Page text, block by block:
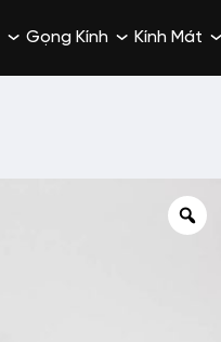
Gọng Kính Kính Mát